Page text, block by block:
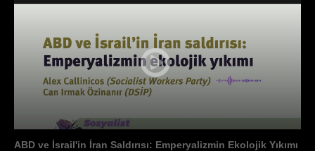
ABD ve İsrail'in İran Saldırısı: Emperyalizmin Ekolojik Yıkımı